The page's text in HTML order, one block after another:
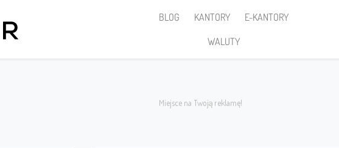
BLOG KANTORY
E-KANTORY
WALUTY